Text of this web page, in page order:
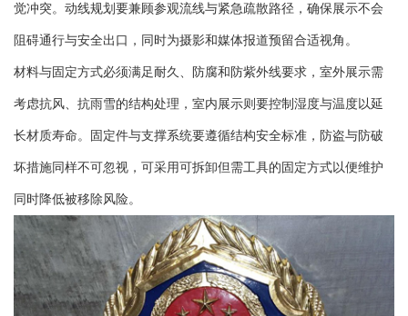
觉冲突。动线规划要兼顾参观流线与紧急疏散路径，确保展示不会
阻碍通行与安全出口，同时为摄影和媒体报道预留合适视角。
材料与固定方式必须满足耐久、防腐和防紫外线要求，室外展示需
考虑抗风、抗雨雪的结构处理，室内展示则要控制湿度与温度以延
长材质寿命。固定件与支撑系统要遵循结构安全标准，防盗与防破
坏措施同样不可忽视，可采用可拆卸但需工具的固定方式以便维护
同时降低被移除风险。